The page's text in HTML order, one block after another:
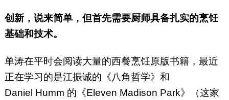
创新，说来简单，但首先需要厨师具备扎实的烹饪
基础和技术。
单涛在平时会阅读大量的西餐烹饪原版书籍，最近
正在学习的是江振诚的《八角哲学》和
Daniel Humm 的《Eleven Madison Park》（这家